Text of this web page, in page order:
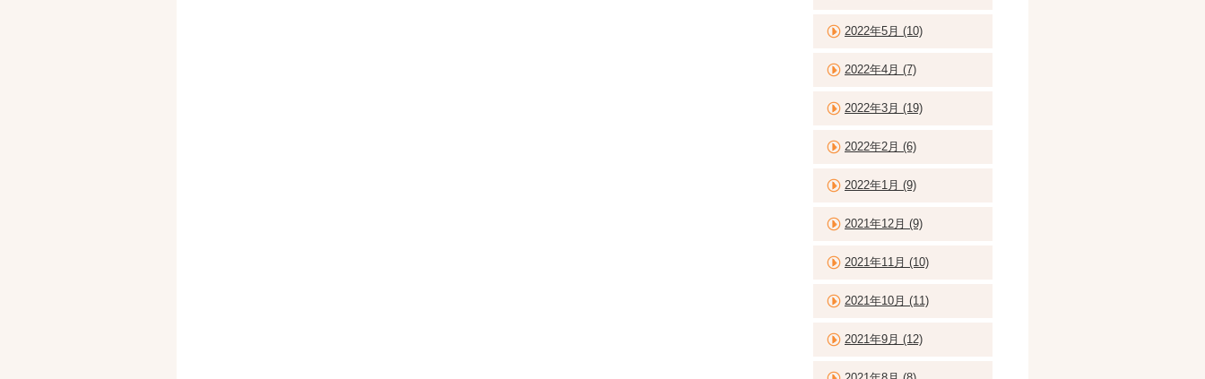
2022年5月 (10)
2022年4月 (7)
2022年3月 (19)
2022年2月 (6)
2022年1月 (9)
2021年12月 (9)
2021年11月 (10)
2021年10月 (11)
2021年9月 (12)